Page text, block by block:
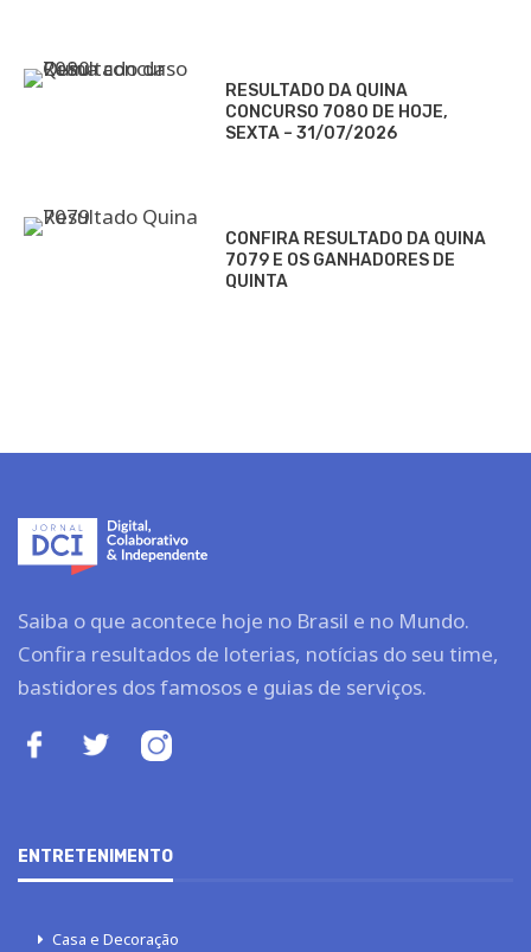
RESULTADO DA QUINA
CONCURSO 7080 DE HOJE,
SEXTA – 31/07/2026
CONFIRA RESULTADO DA QUINA
7079 E OS GANHADORES DE
QUINTA
Saiba o que acontece hoje no Brasil e no Mundo.
Confira resultados de loterias, notícias do seu time,
bastidores dos famosos e guias de serviços.
ENTRETENIMENTO
Casa e Decoração